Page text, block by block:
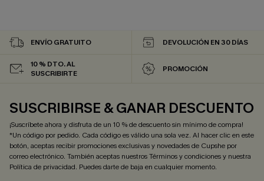
ENVÍO GRATUITO DEVOLUCIÓN EN 30 DÍAS
10 % DTO. AL
SUSCRIBIRTE
PROMOCIÓN
SUSCRIBIRSE & GANAR DESCUENTO
¡Suscríbete ahora y disfruta de un 10 % de descuento sin mínimo de compra!
*Un código por pedido. Cada código es válido una sola vez. Al hacer clic en este
botón, aceptas recibir promociones exclusivas y novedades de Cupshe por
correo electrónico. También aceptas nuestrosTérminos y condicionesy nuestra
Política de privacidad. Puedes darte de baja en cualquier momento.